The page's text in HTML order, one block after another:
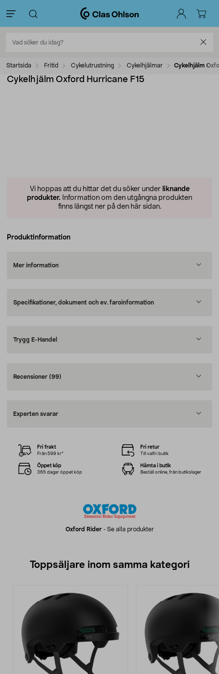
Startsida Fritid Cykelutrustning Cykelhjälmar Cykelhjälm
Cykelhjälm Oxford Hurricane F15
Vi hoppas att du hittar det du söker under liknande
produkter. Information om den utgångna produkten
finns längst ner på den här sidan.
Produktinformation
Mer information
Specifikationer, dokument och ev. faroinformation
Trygg E-Handel
Recensioner (99)
Experten svarar
Oxford Rider- Se alla produkter
Fri frakt
Från 599 kr*
Fri retur
Till valfri butik
Öppet köp
365 dagar öppet köp
Hämta i butik
Beställ online, från butikslager
Toppsäljare inom samma kategori